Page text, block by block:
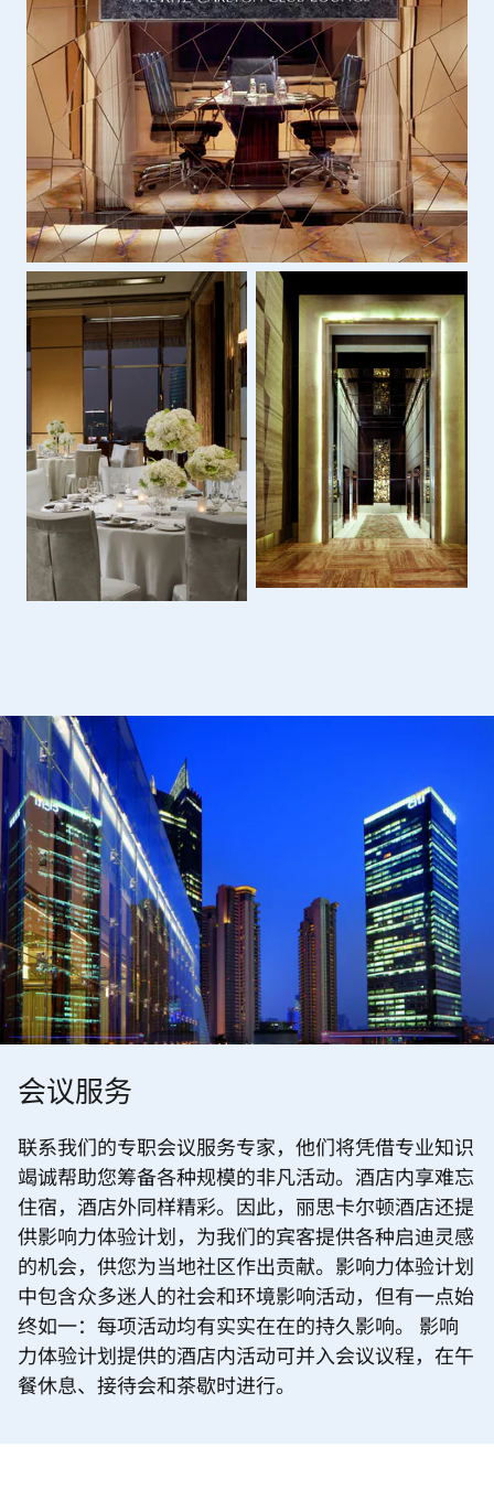
会议服务
联系我们的专职会议服务专家，他们将凭借专业知识
竭诚帮助您筹备各种规模的非凡活动。酒店内享难忘
住宿，酒店外同样精彩。因此，丽思卡尔顿酒店还提
供影响力体验计划，为我们的宾客提供各种启迪灵感
的机会，供您为当地社区作出贡献。影响力体验计划
中包含众多迷人的社会和环境影响活动，但有一点始
终如一：每项活动均有实实在在的持久影响。 影响
力体验计划提供的酒店内活动可并入会议议程，在午
餐休息、接待会和茶歇时进行。